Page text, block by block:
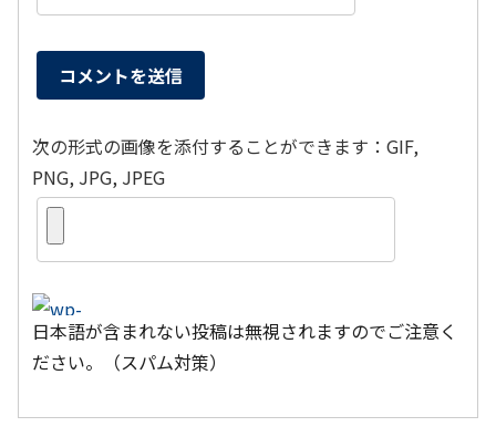
次の形式の画像を添付することができます：GIF,
PNG, JPG, JPEG
日本語が含まれない投稿は無視されますのでご注意く
ださい。（スパム対策）